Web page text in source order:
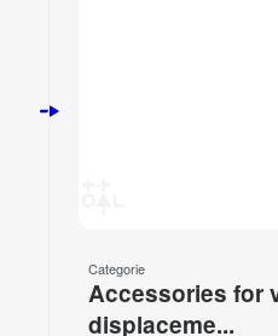
Categorie
Accessories for
displaceme...